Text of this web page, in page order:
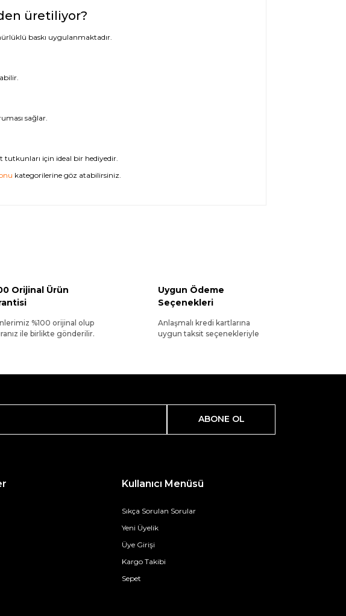
üretiliyor?
baskı uygulanmaktadır.
sağlar.
tutkunları için ideal bir hediyedir.
kategorilerine göz atabilirsiniz.
Orijinal Ürün
%100 orijinal olup
ile birlikte gönderilir.
Uygun Ödeme
Seçenekleri
Anlaşmalı kredi kartlarına
uygun taksit seçenekleriyle
ABONE OL
Kullanıcı Menüsü
Sıkça Sorulan Sorular
Yeni Üyelik
Üye Girişi
Kargo Takibi
Sepet